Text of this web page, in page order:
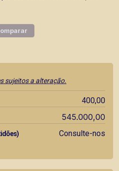
sujeitos a alteração.
400,00
545.000,00
Consulte-nos